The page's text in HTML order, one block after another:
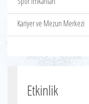
Kariyer ve Mezun Merkezi
Etkinlik